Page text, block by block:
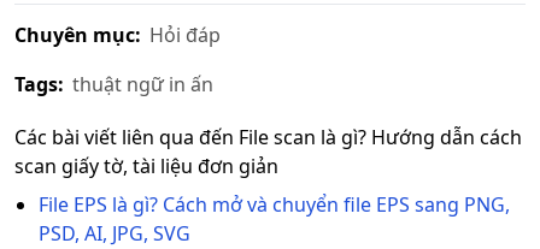
Chuyên mục: Hỏi đáp
Tags: thuật ngữ in ấn
Các bài viết liên qua đến File scan là gì? Hướng dẫn cách
scan giấy tờ, tài liệu đơn giản
File EPS là gì? Cách mở và chuyển file EPS sang PNG,
PSD, AI, JPG, SVG